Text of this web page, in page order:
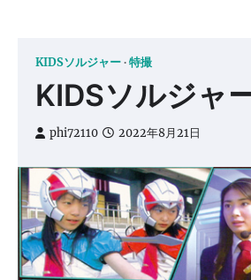
KIDSソルジャー 特撮
KIDSソルジャ
phi72110 2022年8月21日